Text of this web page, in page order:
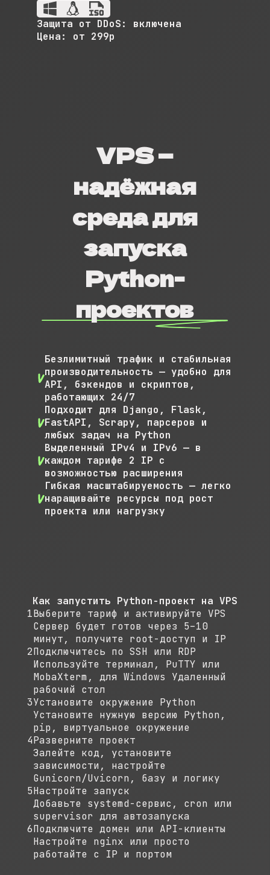
Защита от DDoS:
включена
Цена:
от 299р
VPS —
надёжная
среда для
запуска
Python-
проектов
Безлимитный трафик и стабильная
производительность — удобно для
API, бэкендов и скриптов,
работающих 24/7
Подходит для Django, Flask,
FastAPI, Scrapy, парсеров и
любых задач на Python
Выделенный IPv4 и IPv6 — в
каждом тарифе 2 IP с
возможностью расширения
Гибкая масштабируемость — легко
наращивайте ресурсы под рост
проекта или нагрузку
Как запустить Python-проект на VPS
1Выберите тариф и активируйте VPS
Сервер будет готов через 5–10
минут, получите root-доступ и IP
2Подключитесь по SSH или RDP
Используйте терминал, PuTTY или
MobaXterm, для Windows Удаленный
рабочий стол
3Установите окружение Python
Установите нужную версию Python,
pip, виртуальное окружение
4Разверните проект
Залейте код, установите
зависимости, настройте
Gunicorn/Uvicorn, базу и логику
5Настройте запуск
Добавьте systemd-сервис, cron или
supervisor для автозапуска
6Подключите домен или API-клиенты
Настройте nginx или просто
работайте с IP и портом